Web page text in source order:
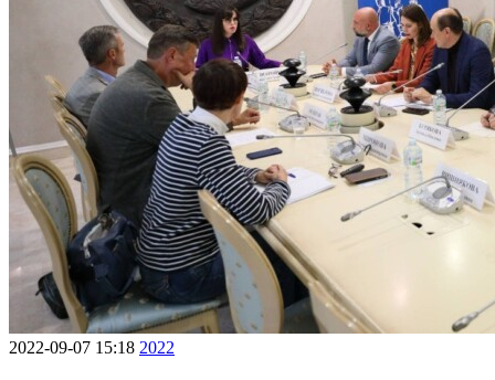
2022-09-07 15:18 2022